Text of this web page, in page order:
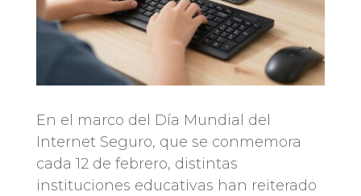
En el marco del Día Mundial del
Internet Seguro, que se conmemora
cada 12 de febrero, distintas
instituciones educativas han reiterado